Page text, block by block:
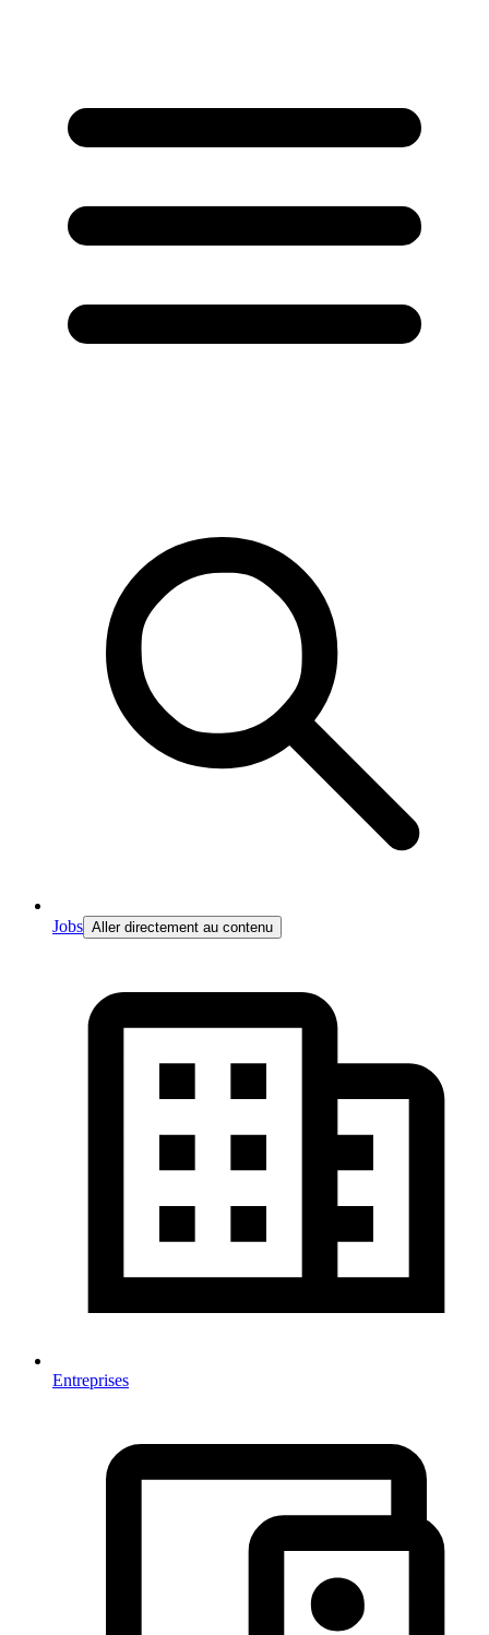
Jobs Aller directement au contenu
Entreprises